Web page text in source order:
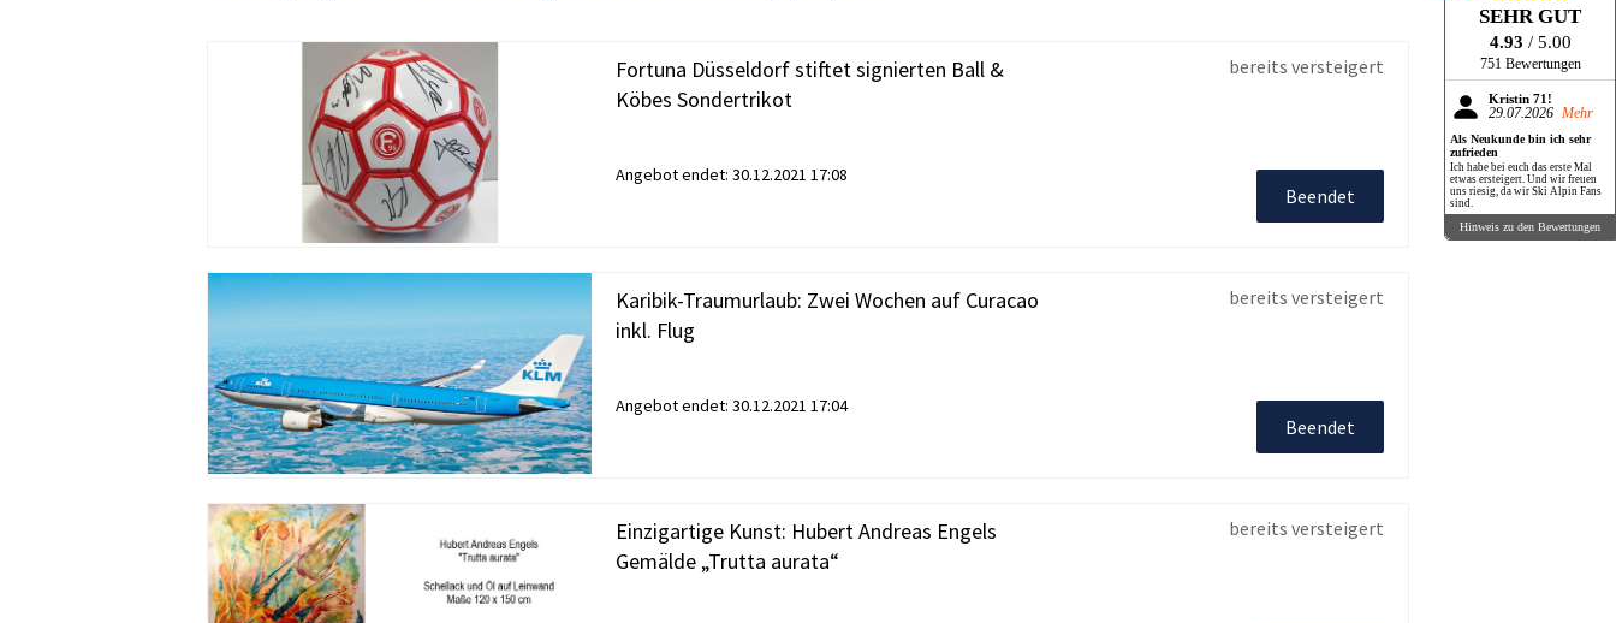
Fortuna Düsseldorf stiftet signierten Ball &
Köbes Sondertrikot
bereits versteigert
Angebot endet: 30.12.2021 17:08
Beendet
Karibik-Traumurlaub: Zwei Wochen auf Curacao
inkl. Flug
bereits versteigert
Angebot endet: 30.12.2021 17:04
Beendet
Einzigartige Kunst: Hubert Andreas Engels
Gemälde „Trutta aurata“
bereits versteigert
SEHR GUT
4.93 / 5.00
751 Bewertungen
Kristin 71!
29.07.2026 Mehr
Als Neukunde bin ich sehr
zufrieden
Ich habe bei euch das erste Mal
etwas ersteigert. Und wir freuen
uns riesig, da wir Ski Alpin Fans
sind.
Hinweis zu den Bewertungen